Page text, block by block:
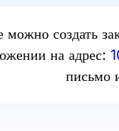
можно создать
на адрес:
письмо